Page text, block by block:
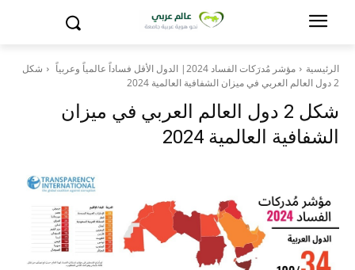
الرئيسية مؤشر مُدرَكات الفساد 2024| الدول الأقل فساداً عالمياً وعربياً
شكل
2 دول العالم العربي في ميزان الشفافية العالمية 2024
شكل 2 دول العالم العربي في ميزان
الشفافية العالمية 2024